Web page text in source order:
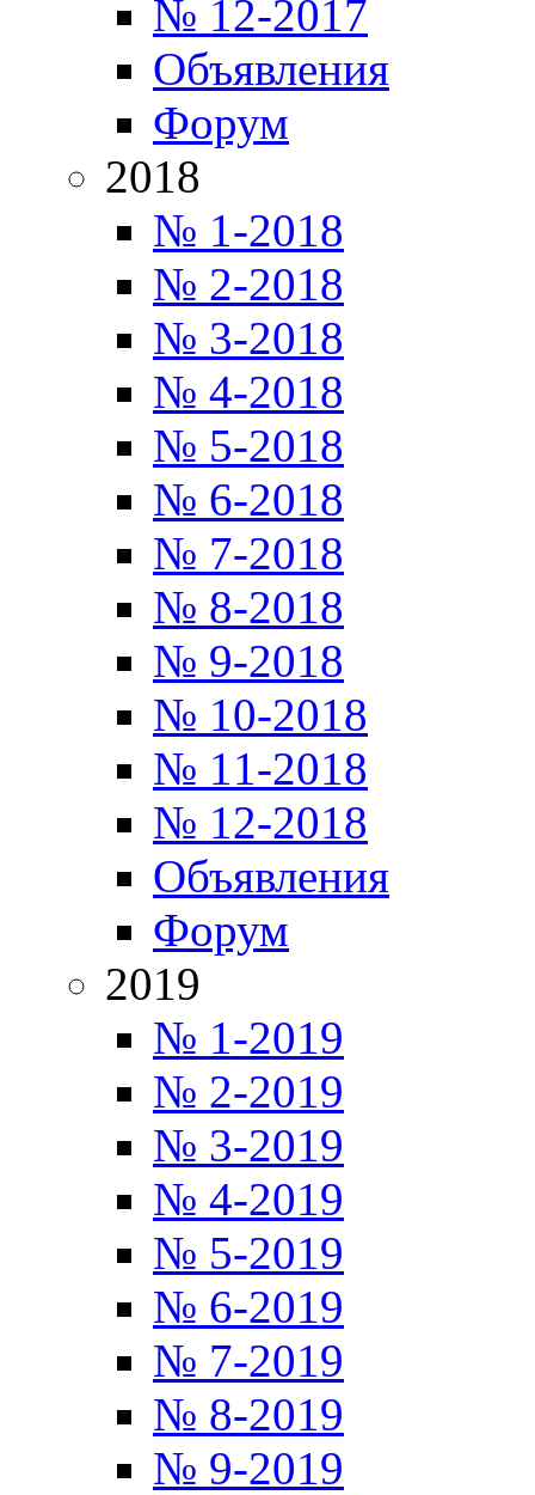
№ 12-2017
Объявления
Форум
2018
№ 1-2018
№ 2-2018
№ 3-2018
№ 4-2018
№ 5-2018
№ 6-2018
№ 7-2018
№ 8-2018
№ 9-2018
№ 10-2018
№ 11-2018
№ 12-2018
Объявления
Форум
2019
№ 1-2019
№ 2-2019
№ 3-2019
№ 4-2019
№ 5-2019
№ 6-2019
№ 7-2019
№ 8-2019
№ 9-2019